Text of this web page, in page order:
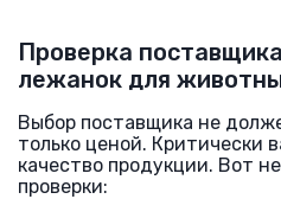
Проверка
лежанок для
Выбор поставщика не
только ценой. Критически
качество продукции. Вот
проверки: